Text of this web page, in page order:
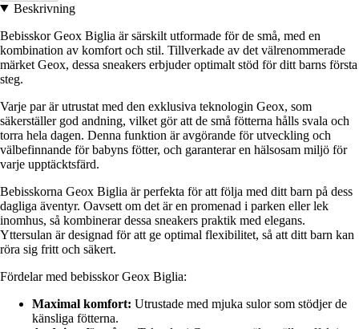
Beskrivning
Bebisskor Geox Biglia är särskilt utformade för de små, med en
kombination av komfort och stil. Tillverkade av det välrenommerade
märket Geox, dessa sneakers erbjuder optimalt stöd för ditt barns första
steg.
Varje par är utrustat med den exklusiva teknologin Geox, som
säkerställer god andning, vilket gör att de små fötterna hålls svala och
torra hela dagen. Denna funktion är avgörande för utveckling och
välbefinnande för babyns fötter, och garanterar en hälsosam miljö för
varje upptäcktsfärd.
Bebisskorna Geox Biglia är perfekta för att följa med ditt barn på dess
dagliga äventyr. Oavsett om det är en promenad i parken eller lek
inomhus, så kombinerar dessa sneakers praktik med elegans.
Yttersulan är designad för att ge optimal flexibilitet, så att ditt barn kan
röra sig fritt och säkert.
Fördelar med bebisskor Geox Biglia:
Maximal komfort: Utrustade med mjuka sulor som stödjer de
känsliga fötterna.